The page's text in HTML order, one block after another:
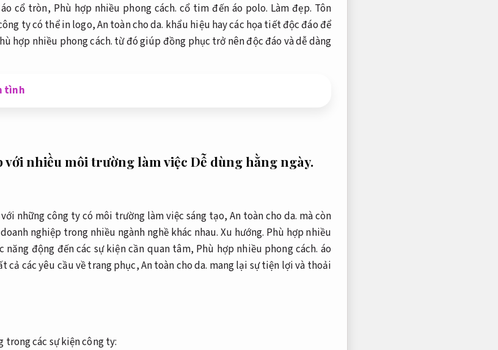
cổ tròn, Phù hợp nhiều phong cách. cổ tim đến áo polo. Làm đẹp. Tôn
ty có thể in logo,An toàn cho da. khẩu hiệu hay các họa tiết độc đáo để
hợp nhiều phong cách. từ đó giúp đồng phục trở nên độc đáo và dễ dàng
tình
nhiều môi trường làm việc Dễ dùng hằng ngày.
những công ty có môi trường làm việc sáng tạo,An toàn cho da. mà còn
nghiệp trong nhiều ngành nghề khác nhau. Xu hướng. Phù hợp nhiều
năng động đến các sự kiện cần quan tâm, Phù hợp nhiều phong cách. áo
cả các yêu cầu về trang phục,An toàn cho da. mang lại sự tiện lợi và thoải
trong các sự kiện công ty: